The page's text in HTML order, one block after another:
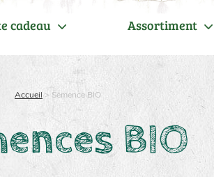
cadeau Assortiment
Accueil > Semence BIO
BIO